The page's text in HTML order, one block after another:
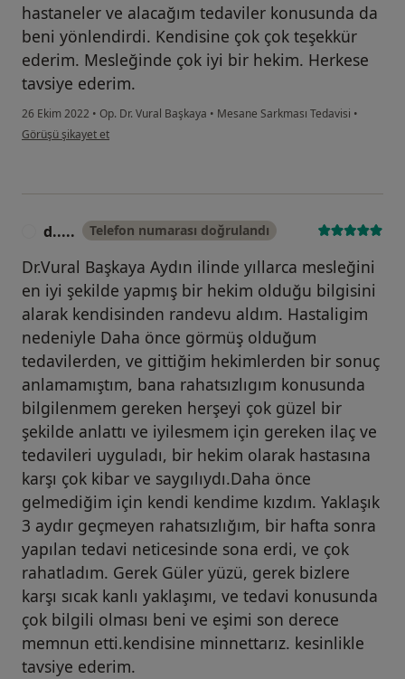
hastaneler ve alacağım tedaviler konusunda da
beni yönlendirdi. Kendisine çok çok teşekkür
ederim. Mesleğinde çok iyi bir hekim. Herkese
tavsiye ederim.
26 Ekim 2022 • Op. Dr. Vural Başkaya • Mesane Sarkması Tedavisi •
kullanıcının görüşüne göre Hasta
Görüşü şikayet et
d..... Telefon numarası doğrulandı
Dr.Vural Başkaya Aydın ilinde yıllarca mesleğini
en iyi şekilde yapmış bir hekim olduğu bilgisini
alarak kendisinden randevu aldım. Hastaligim
nedeniyle Daha önce görmüş olduğum
tedavilerden, ve gittiğim hekimlerden bir sonuç
anlamamıştım, bana rahatsızlıgım konusunda
bilgilenmem gereken herşeyi çok güzel bir
şekilde anlattı ve iyilesmem için gereken ilaç ve
tedavileri uyguladı, bir hekim olarak hastasına
karşı çok kibar ve saygılıydı.Daha önce
gelmediğim için kendi kendime kızdım. Yaklaşık
3 aydır geçmeyen rahatsızlığım, bir hafta sonra
yapılan tedavi neticesinde sona erdi, ve çok
rahatladım. Gerek Güler yüzü, gerek bizlere
karşı sıcak kanlı yaklaşımı, ve tedavi konusunda
çok bilgili olması beni ve eşimi son derece
memnun etti.kendisine minnettarız. kesinlikle
tavsiye ederim.